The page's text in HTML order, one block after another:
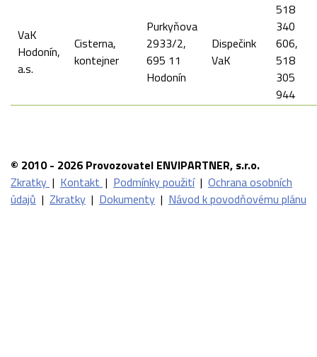
VaK
Hodonín,
a.s.
Cisterna,
kontejner
Purkyňova
2933/2,
695 11
Hodonín
Dispečink
VaK
518
340
606,
518
305
944
© 2010 - 2026 Provozovatel ENVIPARTNER, s.r.o.
Zkratky | Kontakt | Podmínky použití | Ochrana osobních
údajů | Zkratky | Dokumenty | Návod k povodňovému plánu